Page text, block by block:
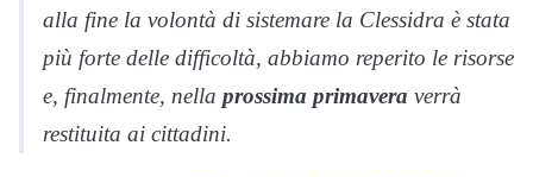
alla fine la volontà di sistemare la Clessidra è stata
più forte delle difficoltà, abbiamo reperito le risorse
e, finalmente, nella prossima primavera verrà
restituita ai cittadini.